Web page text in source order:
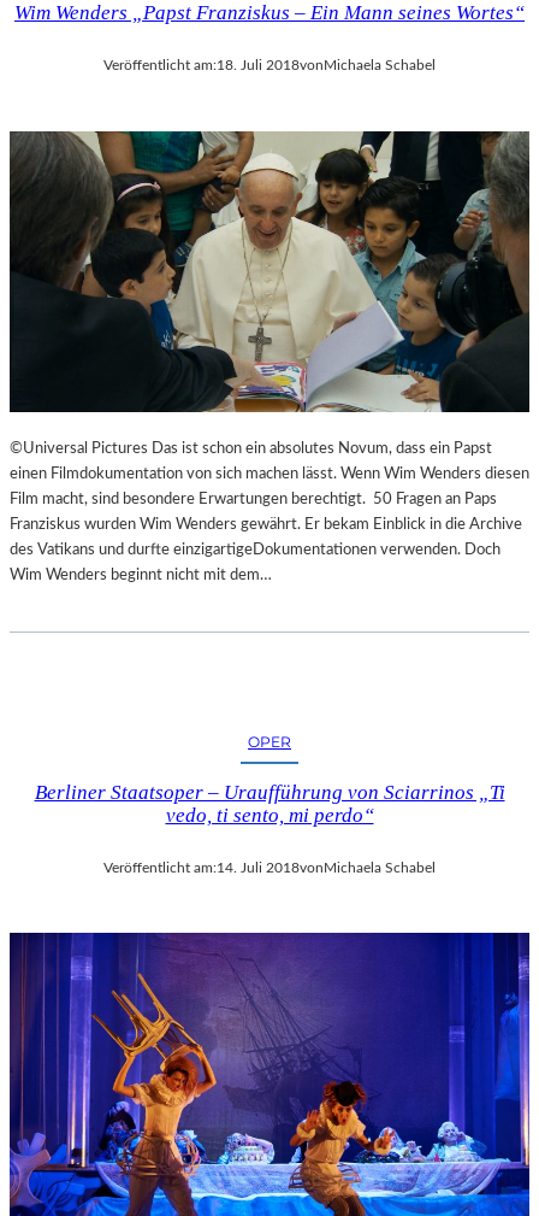
Wim Wenders „Papst Franziskus – Ein Mann seines Wortes“
Veröffentlicht am:18. Juli 2018von Michaela Schabel
©Universal Pictures Das ist schon ein absolutes Novum, dass ein Papst
einen Filmdokumentation von sich machen lässt. Wenn Wim Wenders diesen
Film macht, sind besondere Erwartungen berechtigt. 50 Fragen an Paps
Franziskus wurden Wim Wenders gewährt. Er bekam Einblick in die Archive
des Vatikans und durfte einzigartigeDokumentationen verwenden. Doch
Wim Wenders beginnt nicht mit dem…
OPER
Berliner Staatsoper – Uraufführung von Sciarrinos „Ti
vedo, ti sento, mi perdo“
Veröffentlicht am:14. Juli 2018vonMichaela Schabel